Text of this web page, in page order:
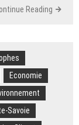
Reading
Economie
Savoie